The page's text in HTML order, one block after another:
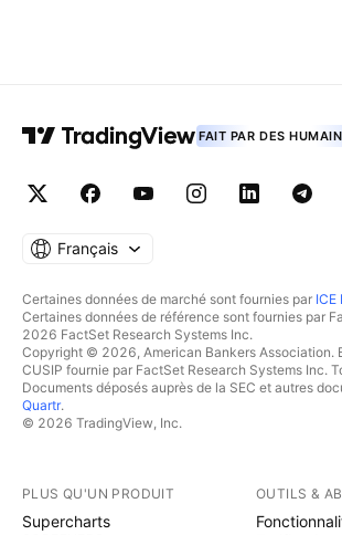
FAIT PAR DES
Français
Certaines données de marché sont fournies par ICE
Certaines données de référence sont fournies par
2026 FactSet Research Systems Inc.
Copyright © 2026, American Bankers Association.
CUSIP fournie par FactSet Research Systems Inc.
Documents déposés auprès de la SEC et autres
Quartr.
© 2026 TradingView, Inc.
PLUS QU'UN PRODUIT
Supercharts
OUTILS &